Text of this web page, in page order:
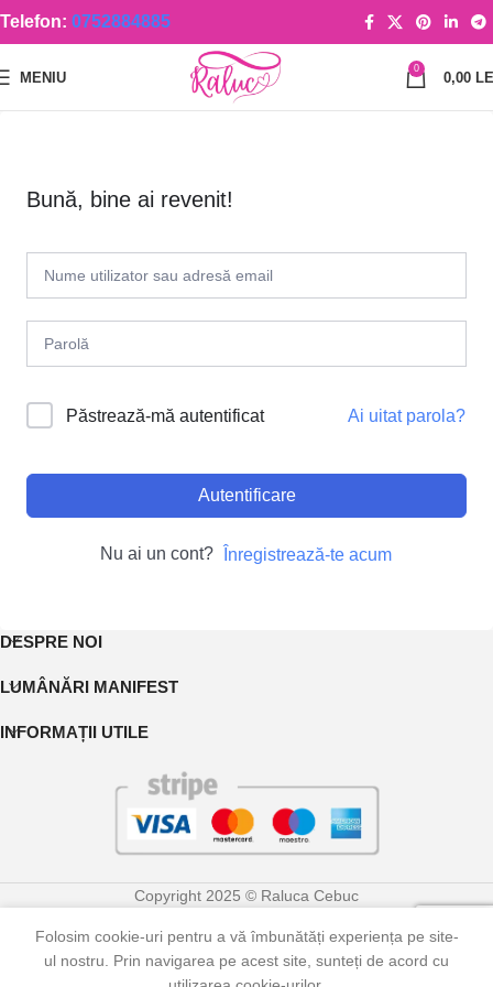
Telefon: 0752884885
MENIU
0
0,00
Bună, bine ai revenit!
Păstrează-mă autentificat Ai uitat parola?
Autentificare
Nu ai un cont? Înregistrează-te acum
DESPRE NOI
LUMÂNĂRI MANIFEST
INFORMAȚII UTILE
Copyright 2025 © Raluca Cebuc
Folosim cookie-uri pentru a vă îmbunătăți experiența pe site-
ul nostru. Prin navigarea pe acest site, sunteți de acord cu
0
Coș
Contul meu